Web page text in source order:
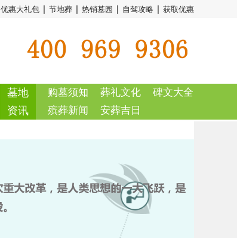
优惠大礼包 | 节地葬 | 热销墓园 | 自驾攻略 | 获取优惠
墓地
资讯
购墓须知 葬礼文化
碑文大全
殡葬新闻
安葬吉日